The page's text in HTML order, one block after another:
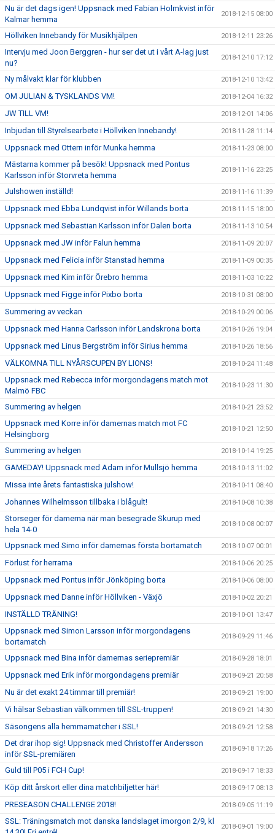
Nu är det dags igen! Uppsnack med Fabian Holmkvist inför
Kalmar hemma
2018-12-15 08:00
Höllviken Innebandy för Musikhjälpen 2018-12-11 23:26
Intervju med Joon Berggren - hur ser det ut i vårt A-lag just
nu?
2018-12-10 17:12
Ny målvakt klar för klubben 2018-12-10 13:42
OM JULIAN & TYSKLANDS VM! 2018-12-04 16:32
JW TILL VM! 2018-12-01 14:06
Inbjudan till Styrelsearbete i Höllviken Innebandy! 2018-11-28 11:14
Uppsnack med Ottern inför Munka hemma 2018-11-23 08:00
Mästarna kommer på besök! Uppsnack med Pontus
Karlsson inför Storvreta hemma
2018-11-16 23:25
Julshowen inställd! 2018-11-16 11:39
Uppsnack med Ebba Lundqvist inför Willands borta 2018-11-15 18:00
Uppsnack med Sebastian Karlsson inför Dalen borta 2018-11-13 10:54
Uppsnack med JW inför Falun hemma 2018-11-09 20:07
Uppsnack med Felicia inför Stanstad hemma 2018-11-09 00:35
Uppsnack med Kim inför Örebro hemma 2018-11-03 10:22
Uppsnack med Figge inför Pixbo borta 2018-10-31 08:00
Summering av veckan 2018-10-29 00:06
Uppsnack med Hanna Carlsson inför Landskrona borta 2018-10-26 19:04
Uppsnack med Linus Bergström inför Sirius hemma 2018-10-26 18:56
VÄLKOMNA TILL NYÅRSCUPEN BY LIONS! 2018-10-24 11:48
Uppsnack med Rebecca inför morgondagens match mot
Malmö FBC
2018-10-23 11:30
Summering av helgen 2018-10-21 23:52
Uppsnack med Korre inför damernas match mot FC
Helsingborg
2018-10-21 12:50
Summering av helgen 2018-10-14 19:25
GAMEDAY! Uppsnack med Adam inför Mullsjö hemma 2018-10-13 11:02
Missa inte årets fantastiska julshow! 2018-10-11 08:40
Johannes Wilhelmsson tillbaka i blågult! 2018-10-08 10:38
Storseger för damerna när man besegrade Skurup med
hela 14-0
2018-10-08 00:07
Uppsnack med Simo inför damernas första bortamatch 2018-10-07 00:01
Förlust för herrarna 2018-10-06 20:25
Uppsnack med Pontus inför Jönköping borta 2018-10-06 08:00
Uppsnack med Danne inför Höllviken - Växjö 2018-10-02 20:21
INSTÄLLD TRÄNING! 2018-10-01 13:47
Uppsnack med Simon Larsson inför morgondagens
bortamatch
2018-09-29 11:46
Uppsnack med Bina inför damernas seriepremiär 2018-09-28 18:01
Uppsnack med Erik inför morgondagens premiär 2018-09-21 20:58
Nu är det exakt 24 timmar till premiär! 2018-09-21 19:00
Vi hälsar Sebastian välkommen till SSL-truppen! 2018-09-21 14:30
Säsongens alla hemmamatcher i SSL! 2018-09-21 12:58
Det drar ihop sig! Uppsnack med Christoffer Andersson
inför SSL-premiären
2018-09-18 17:26
Guld till P05 i FCH Cup! 2018-09-17 18:33
Köp ditt årskort eller dina matchbiljetter här! 2018-09-17 08:13
PRESEASON CHALLENGE 2018! 2018-09-05 11:19
SSL: Träningsmatch mot danska landslaget imorgon 2/9, kl
2018-09-01 19:00